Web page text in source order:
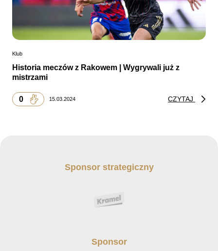
Klub
Historia meczów z Rakowem | Wygrywali już z
mistrzami
0 15.03.2024 CZYTAJ
Sponsor strategiczny
Sponsor